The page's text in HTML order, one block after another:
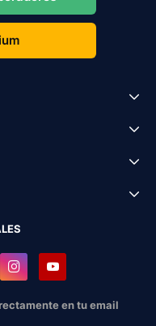
en tu email